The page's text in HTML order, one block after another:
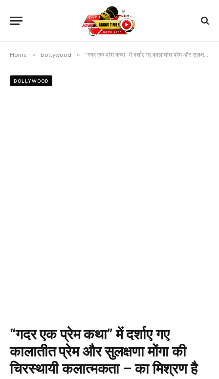
Home » bollywood » “गदर एक प्रेम कथा” में दर्शाए गए कालातीत प्रेम और सुलक्षणा मोंगा की चिरस्थायी कलात्मकता – का मिश्रण है
BOLLYWOOD
“गदर एक प्रेम कथा” में दर्शाए गए
कालातीत प्रेम और सुलक्षणा मोंगा की
चिरस्थायी कलात्मकता – का मिश्रण है